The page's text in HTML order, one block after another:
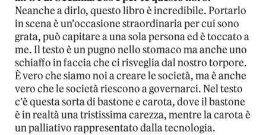
Neanche a dirlo, questo libro è incredibile. Portarlo
in scena è un’occasione straordinaria per cui sono
grata, può capitare a una sola persona ed è toccato a
me. Il testo è un pugno nello stomaco ma anche uno
schiaffo in faccia che ci risveglia dal nostro torpore.
È vero che siamo noi a creare le società, ma è anche
vero che le società riescono a governarci. Nel testo
c’è questa sorta di bastone e carota, dove il bastone
è in realtà una tristissima carezza, mentre la carota è
un palliativo rappresentato dalla tecnologia.